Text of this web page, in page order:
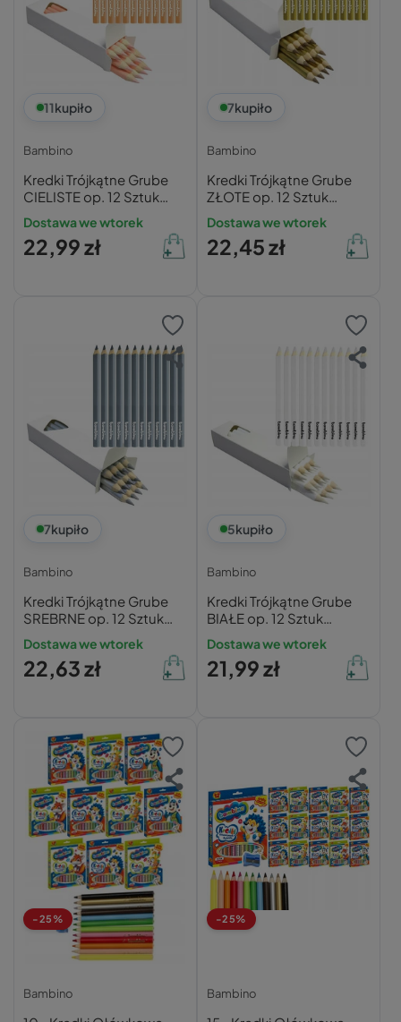
11kupiło
Bambino
Kredki Trójkątne Grube
CIELISTE op. 12 Sztuk
Bambino
Dostawa we wtorek
22,99 zł
7kupiło
Bambino
Kredki Trójkątne Grube
ZŁOTE op. 12 Sztuk
Bambino
Dostawa we wtorek
22,45 zł
7kupiło
Bambino
Kredki Trójkątne Grube
SREBRNE op. 12 Sztuk
Bambino
Dostawa we wtorek
22,63 zł
5kupiło
Bambino
Kredki Trójkątne Grube
BIAŁE op. 12 Sztuk
Bambino
Dostawa we wtorek
21,99 zł
-25%
Bambino
-25%
Bambino